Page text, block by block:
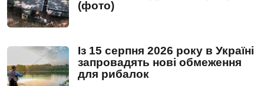
(фото)
Із 15 серпня 2026 року в Україні
запровадять нові обмеження
для рибалок